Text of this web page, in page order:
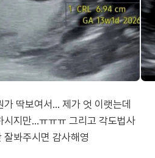
딱보여서... 제가 엇 이랫는데
지만...ㅠㅠㅠ 그리고 각도법사
잘봐주시면 감사해영